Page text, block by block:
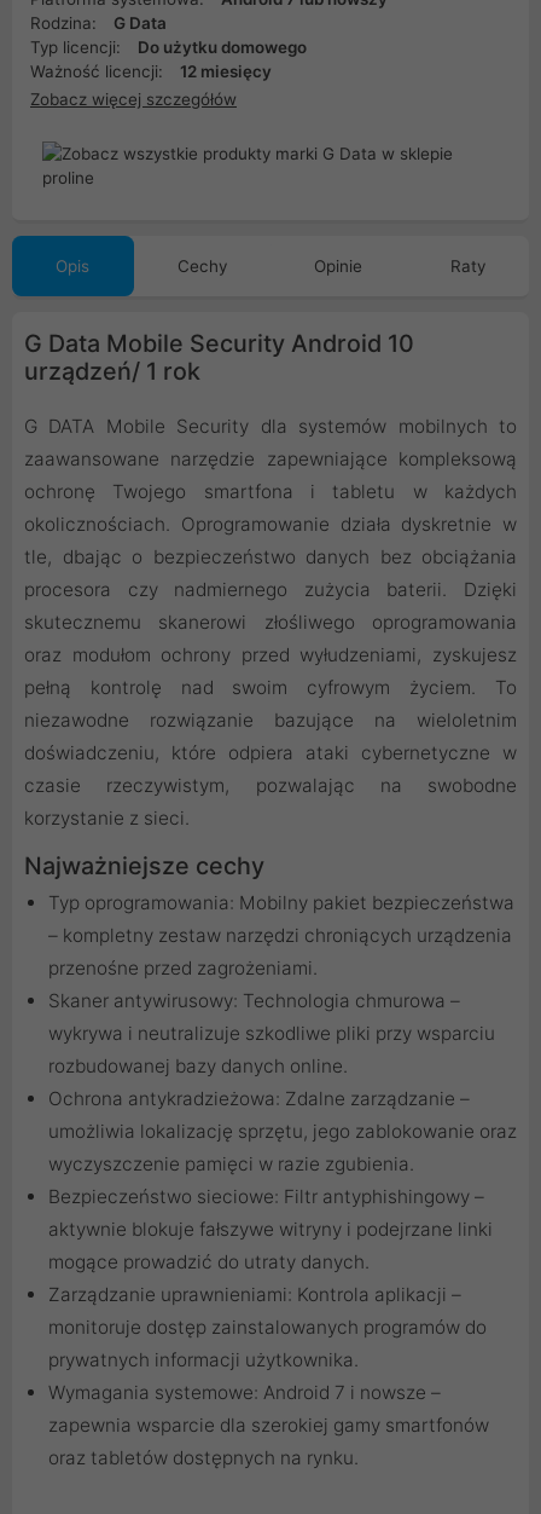
Rodzina:
G Data
Typ licencji:
Do użytku domowego
Ważność licencji:
12 miesięcy
Zobacz więcej szczegółów
Opis Cechy Opinie Raty
G Data Mobile Security Android 10
urządzeń/ 1 rok
G DATA Mobile Security dla systemów mobilnych to
zaawansowane narzędzie zapewniające kompleksową
ochronę Twojego smartfona i tabletu w każdych
okolicznościach. Oprogramowanie działa dyskretnie w
tle, dbając o bezpieczeństwo danych bez obciążania
procesora czy nadmiernego zużycia baterii. Dzięki
skutecznemu skanerowi złośliwego oprogramowania
oraz modułom ochrony przed wyłudzeniami, zyskujesz
pełną kontrolę nad swoim cyfrowym życiem. To
niezawodne rozwiązanie bazujące na wieloletnim
doświadczeniu, które odpiera ataki cybernetyczne w
czasie rzeczywistym, pozwalając na swobodne
korzystanie z sieci.
Najważniejsze cechy
Typ oprogramowania: Mobilny pakiet bezpieczeństwa
– kompletny zestaw narzędzi chroniących urządzenia
przenośne przed zagrożeniami.
Skaner antywirusowy: Technologia chmurowa –
wykrywa i neutralizuje szkodliwe pliki przy wsparciu
rozbudowanej bazy danych online.
Ochrona antykradzieżowa: Zdalne zarządzanie –
umożliwia lokalizację sprzętu, jego zablokowanie oraz
wyczyszczenie pamięci w razie zgubienia.
Bezpieczeństwo sieciowe: Filtr antyphishingowy –
aktywnie blokuje fałszywe witryny i podejrzane linki
mogące prowadzić do utraty danych.
Zarządzanie uprawnieniami: Kontrola aplikacji –
monitoruje dostęp zainstalowanych programów do
prywatnych informacji użytkownika.
Wymagania systemowe: Android 7 i nowsze –
zapewnia wsparcie dla szerokiej gamy smartfonów
oraz tabletów dostępnych na rynku.